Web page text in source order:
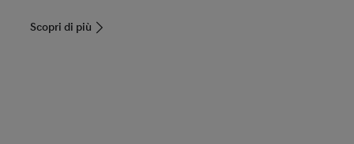
Scopri di più